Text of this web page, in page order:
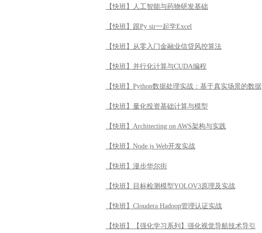
【快班】人工智能与药物研发基础
【快班】跟Py sir一起学Excel
【快班】从零入门金融业信贷风控算法
【快班】并行化计算与CUDA编程
【快班】Python数据处理实战：基于真实场景的数据
【快班】量化投资基础计算与模型
【快班】Architecting on AWS架构与实践
【快班】Node.js Web开发实战
【快班】漫步华尔街
【快班】目标检测模型YOLOV3原理及实战
【快班】Cloudera Hadoop管理认证实战
【快班】【强化学习系列】强化视觉导航技术导引